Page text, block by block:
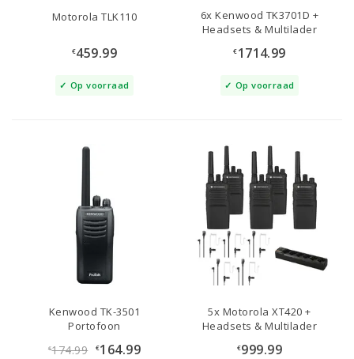
Motorola TLK110
€459.99
Op voorraad
6x Kenwood TK3701D +
Headsets & Multilader
€1714.99
Op voorraad
Kenwood TK-3501
Portofoon
€174.99 €164.99
5x Motorola XT420 +
Headsets & Multilader
€999.99